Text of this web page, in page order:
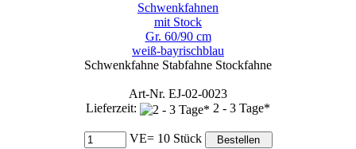
Schwenkfahnen
mit Stock
Gr. 60/90 cm
weiß-bayrischblau
Schwenkfahne Stabfahne Stockfahne
Art-Nr. EJ-02-0023
Lieferzeit:
2 - 3 Tage*
VE= 10 Stück